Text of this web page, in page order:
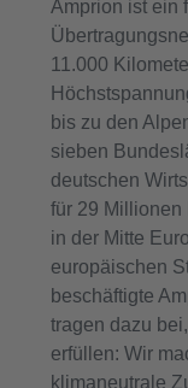
Amprion ist ein
11.000
bis zu den
sieben
deutschen
für 29 Millionen
in der Mitte
europäischen
beschäftigte
tragen dazu
erfüllen: Wir
klimaneutrale